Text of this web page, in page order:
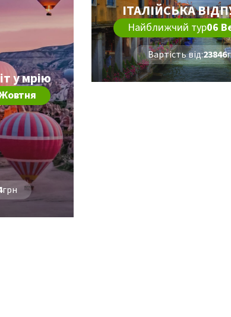
у мрію
грн
ІТАЛІЙСЬКА
Найближчий тур06
Вартість від:23846